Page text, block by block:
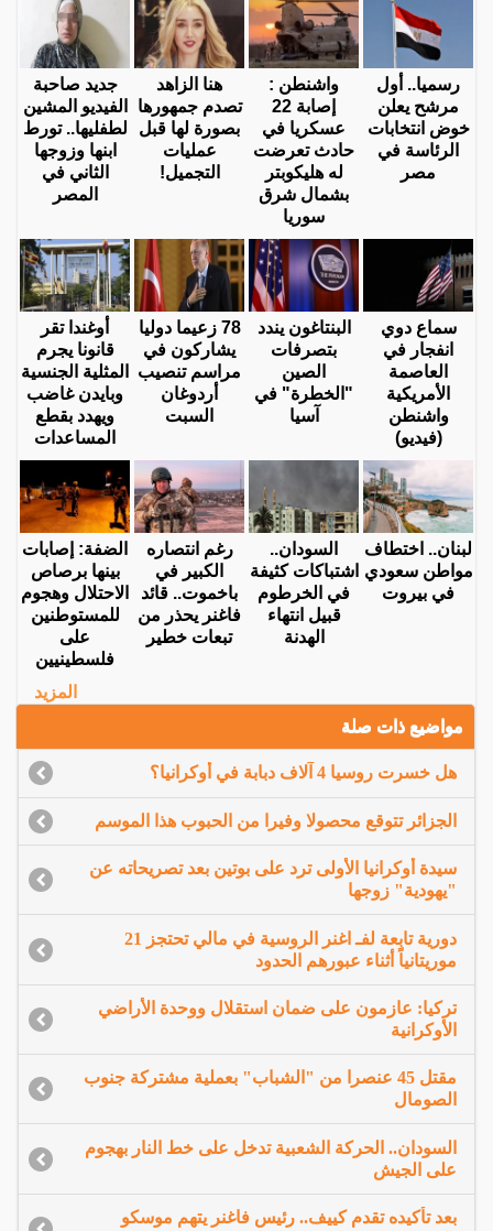
رسميا.. أول
مرشح يعلن
خوض انتخابات
الرئاسة في
مصر
واشنطن :
إصابة 22
عسكريا في
حادث تعرضت
له هليكوبتر
بشمال شرق
سوريا
هنا الزاهد
تصدم جمهورها
بصورة لها قبل
عمليات
التجميل!
جديد صاحبة
الفيديو المشين
لطفليها.. تورط
ابنها وزوجها
الثاني في
المصر
سماع دوي
انفجار في
العاصمة
الأمريكية
واشنطن
(فيديو)
البنتاغون يندد
بتصرفات
الصين
"الخطرة" في
آسيا
78 زعيما دوليا
يشاركون في
مراسم تنصيب
أردوغان
السبت
أوغندا تقر
قانونا يجرم
المثلية الجنسية
وبايدن غاضب
ويهدد بقطع
المساعدات
لبنان.. اختطاف
مواطن سعودي
في بيروت
السودان..
اشتباكات كثيفة
في الخرطوم
قبيل انتهاء
الهدنة
رغم انتصاره
الكبير في
باخموت.. قائد
فاغنر يحذر من
تبعات خطير
الضفة: إصابات
بينها برصاص
الاحتلال وهجوم
للمستوطنين
على
فلسطينيين
المزيد
مواضيع ذات صلة
هل خسرت روسيا 4 آلاف دبابة في أوكرانيا؟
الجزائر تتوقع محصولا وفيرا من الحبوب هذا الموسم
سيدة أوكرانيا الأولى ترد على بوتين بعد تصريحاته عن
"يهودية" زوجها
دورية تابعة لفـ اغنر الروسية في مالي تحتجز 21
موريتانياً أثناء عبورهم الحدود
تركيا: عازمون على ضمان استقلال ووحدة الأراضي
الأوكرانية
مقتل 45 عنصرا من "الشباب" بعملية مشتركة جنوب
الصومال
السودان.. الحركة الشعبية تدخل على خط النار بهجوم
على الجيش
بعد تأكيده تقدم كييف.. رئيس فاغنر يتهم موسكو